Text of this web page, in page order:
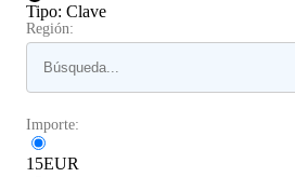
Tipo: Clave
Región:
Importe:
15EUR